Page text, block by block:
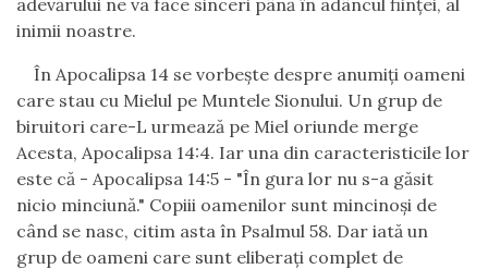
adevărului ne va face sinceri până în adâncul fiinţei, al
inimii noastre.
În Apocalipsa 14 se vorbeşte despre anumiţi oameni
care stau cu Mielul pe Muntele Sionului. Un grup de
biruitori care-L urmează pe Miel oriunde merge
Acesta, Apocalipsa 14:4. Iar una din caracteristicile lor
este că - Apocalipsa 14:5 - "În gura lor nu s-a găsit
nicio minciună." Copiii oamenilor sunt mincinoşi de
când se nasc, citim asta în Psalmul 58. Dar iată un
grup de oameni care sunt eliberaţi complet de